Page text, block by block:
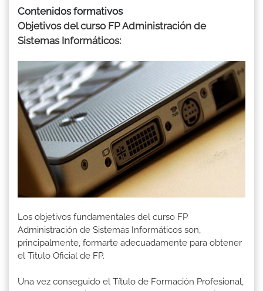
Contenidos formativos
Objetivos del curso FP Administración de
Sistemas Informáticos:
Los objetivos fundamentales del curso FP
Administración de Sistemas Informáticos son,
principalmente, formarte adecuadamente para obtener
el Titulo Oficial de FP.
Una vez conseguido el Título de Formación Profesional,